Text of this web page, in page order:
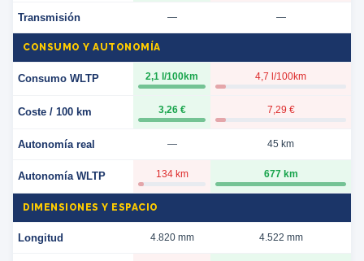
Transmisión — —
CONSUMO Y AUTONOMÍA
Consumo WLTP 2,1 l/100km 4,7 l/100km
Coste / 100 km 3,26 € 7,29 €
Autonomía real — 45 km
Autonomía WLTP 134 km 677 km
DIMENSIONES Y ESPACIO
Longitud 4.820 mm 4.522 mm